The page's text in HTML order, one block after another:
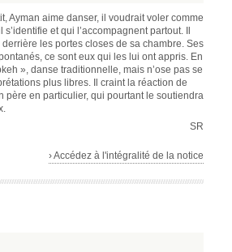
Ayman aime danser, il voudrait voler comme
et qui l’accompagnent partout. Il
les portes closes de sa chambre. Ses
ce sont eux qui les lui ont appris. En
», danse traditionnelle, mais n’ose pas se
plus libres. Il craint la réaction de
père en particulier, qui pourtant le soutiendra
SR
› Accédez à l'intégralité de la notice